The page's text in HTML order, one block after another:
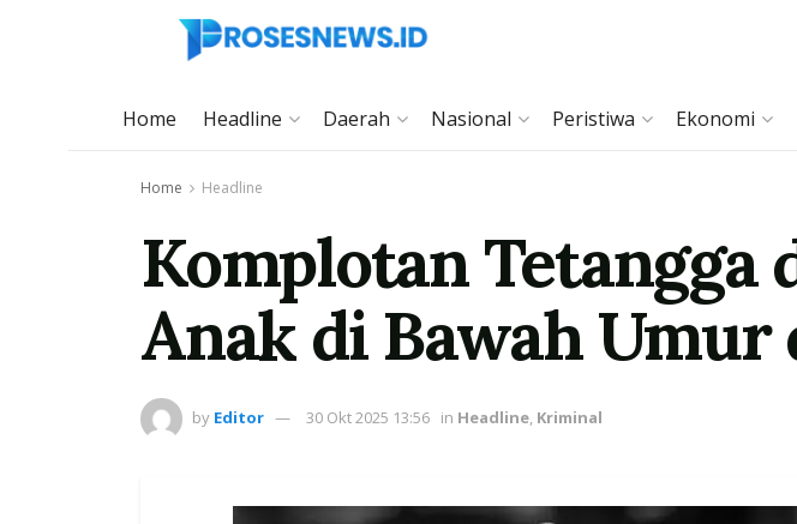
Home Headline Daerah Nasional Peristiwa Ekonomi
Home Headline
Komplotan Tetangga
Anak di Bawah Umur
by Editor 30 Okt 2025 13:56 in Headline, Kriminal